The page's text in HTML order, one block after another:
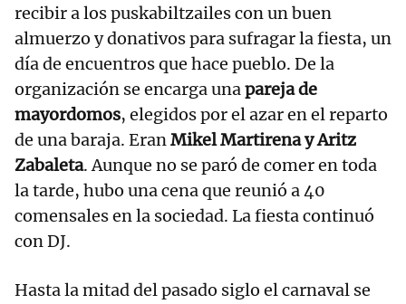
recibir a los puskabiltzailes con un buen
almuerzo y donativos para sufragar la fiesta, un
día de encuentros que hace pueblo. De la
organización se encarga unapareja de
mayordomos, elegidos por el azar en el reparto
de una baraja. EranMikel Martirena y Aritz
Zabaleta. Aunque no se paró de comer en toda
la tarde, hubo una cena que reunió a 40
comensales en la sociedad. La fiesta continuó
con DJ.
Hasta la mitad del pasado siglo el carnaval se